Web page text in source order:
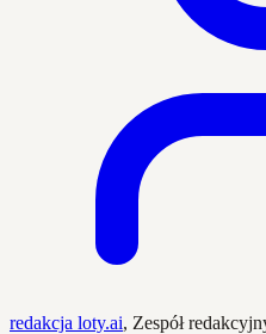
redakcja loty.ai, Zespół